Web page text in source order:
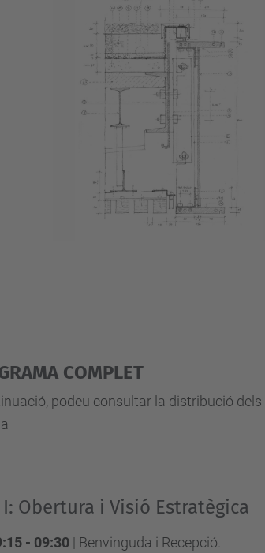
COMPLET
podeu consultar la distribució
Obertura i Visió Estratègica
- 09:30 | Benvinguda i Recepció.